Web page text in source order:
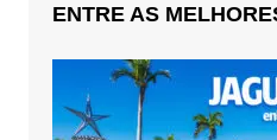
ENTRE AS